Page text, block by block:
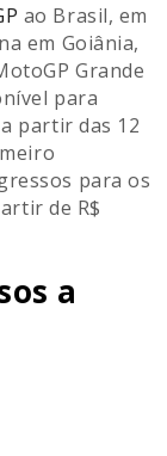
ao Brasil, em
em Goiânia,
Grande
para
partir das 12
para os
de R$
a